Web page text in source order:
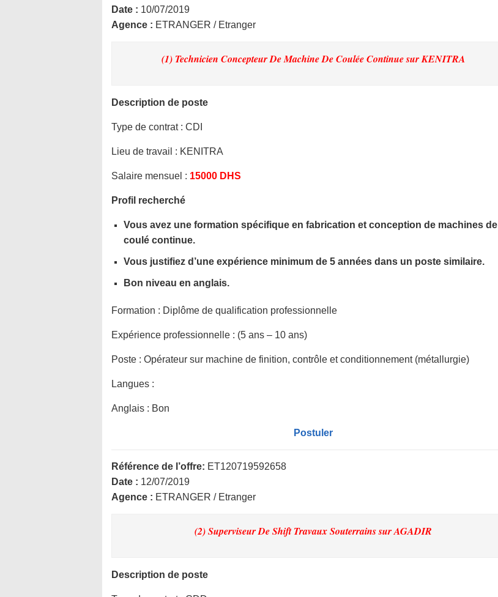
Date : 10/07/2019
Agence : ETRANGER / Etranger
(1) Technicien Concepteur De Machine De Coulée Continuesur KENITRA
Description de poste
Type de contrat : CDI
Lieu de travail : KENITRA
Salaire mensuel : 15000 DHS
Profil recherché
Vous avez une formation spécifique en fabrication et conception de machines de
coulé continue.
Vous justifiez d’une expérience minimum de 5 années dans un poste similaire.
Bon niveau en anglais.
Formation : Diplôme de qualification professionnelle
Expérience professionnelle : (5 ans – 10 ans)
Poste : Opérateur sur machine de finition, contrôle et conditionnement (métallurgie)
Langues :
Anglais : Bon
Postuler
Référence de l’offre: ET120719592658
Date : 12/07/2019
Agence : ETRANGER / Etranger
(2) Superviseur De Shift Travaux Souterrainssur AGADIR
Description de poste